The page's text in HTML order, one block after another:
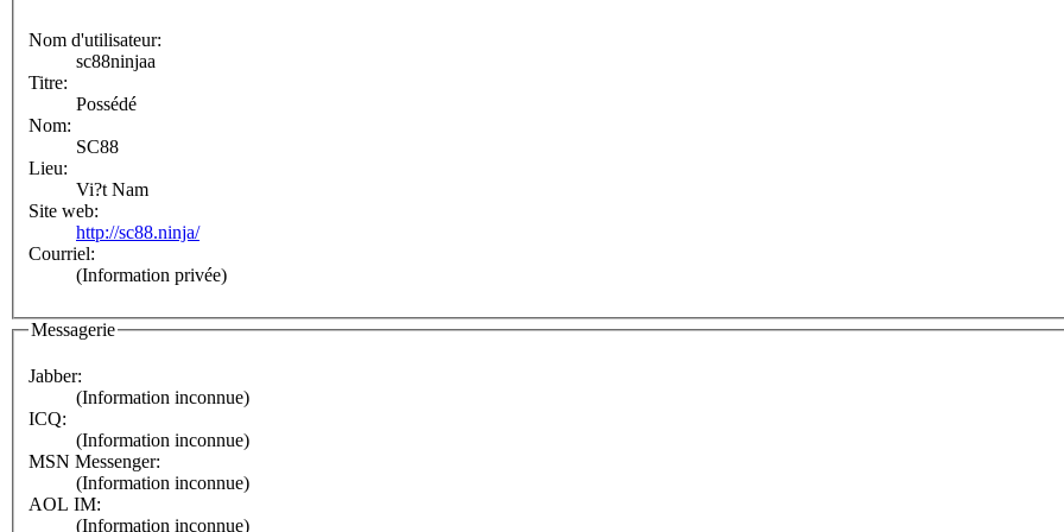
Nom d'utilisateur:
sc88ninjaa
Titre:
Possédé
Nom:
SC88
Lieu:
Vi?t Nam
Site web:
http://sc88.ninja/
Courriel:
(Information privée)
Messagerie
Jabber:
(Information inconnue)
ICQ:
(Information inconnue)
MSN Messenger:
(Information inconnue)
AOL IM:
(Information inconnue)